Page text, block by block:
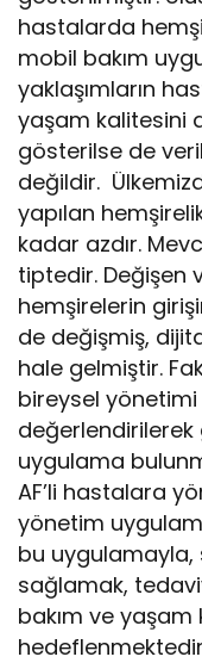
hastalarda
mobil bakım
yaklaşımların
yaşam kalitesini
gösterilse de
değildir.
yapılan
kadar azdır.
tiptedir. Değişen
hemşirelerin
de değişmiş,
hale gelmiştir.
bireysel yönetimi
uygulama
AF’li hastalara
yönetim
bu
sağlamak,
bakım ve